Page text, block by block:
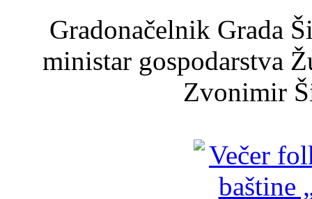
Gradonačelnik Grada
ministar gospodarstva
Zvonimir